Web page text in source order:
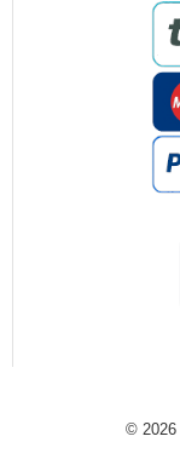
© 2026